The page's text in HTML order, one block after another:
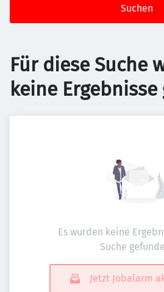
Suchen
Für diese Suche
keine
Es wurden keine
Suche
Jetzt Jobalarm